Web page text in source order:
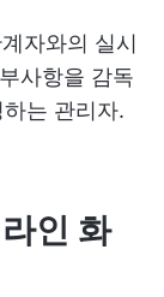
자와의 실시
사항을 감독
는 관리자.
인 화